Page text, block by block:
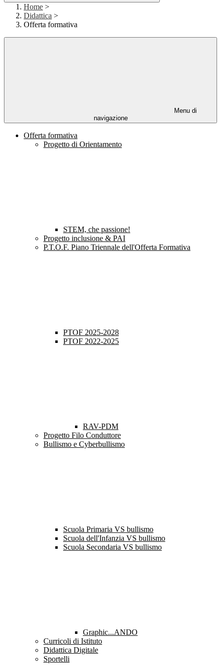
Home >
Didattica >
Offerta formativa
Menu di
navigazione
Offerta formativa
Progetto di Orientamento
STEM, che passione!
Progetto inclusione & PAI
P.T.O.F. Piano Triennale dell'Offerta Formativa
PTOF 2025-2028
PTOF 2022-2025
RAV-PDM
Progetto Filo Conduttore
Bullismo e Cyberbullismo
Scuola Primaria VS bullismo
Scuola dell'Infanzia VS bullismo
Scuola Secondaria VS bullismo
Graphic...ANDO
Curricoli di Istituto
Didattica Digitale
Sportelli